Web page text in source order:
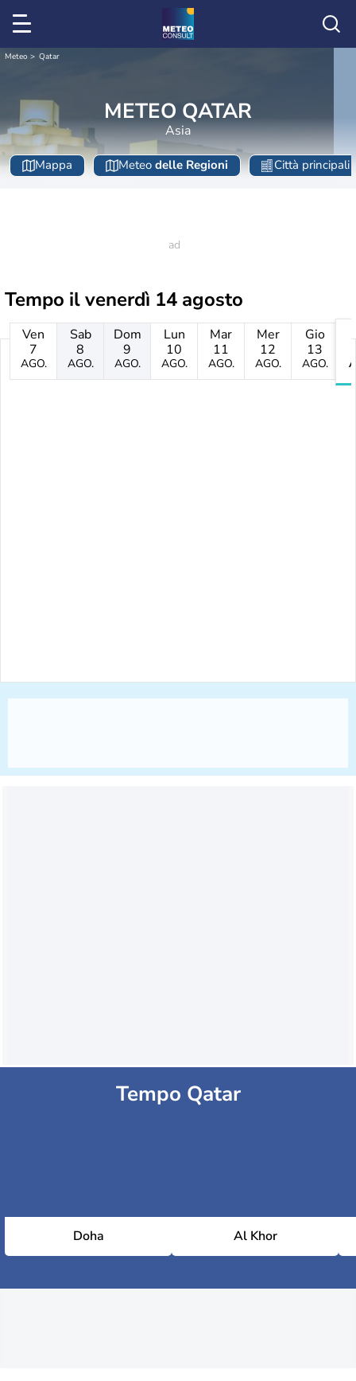
Meteo Qatar
METEO QATAR
Asia
Mappa Meteo delle Regioni Città principali
Tempo ilvenerdì 14 agosto
Ven
7
AGO.
Sab
8
AGO.
Dom
9
AGO.
Lun
10
AGO.
Mar
11
AGO.
Mer
12
AGO.
Gio
13
AGO.
Tempo Qatar
Doha Al Khor